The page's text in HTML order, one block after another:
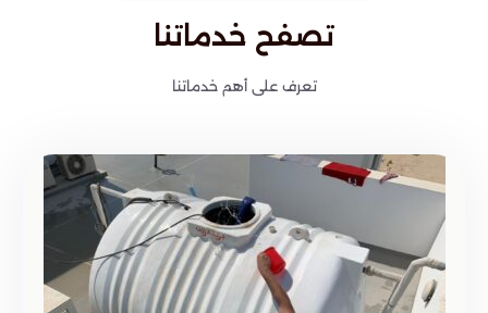
تصفح خدماتنا
تعرف على أهم خدماتنا